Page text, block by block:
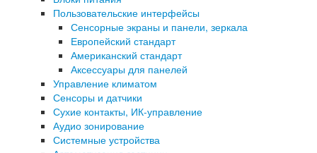
Пользовательские интерфейсы
Сенсорные экраны и панели, зеркала
Европейский стандарт
Американский стандарт
Аксессуары для панелей
Управление климатом
Сенсоры и датчики
Сухие контакты, ИК-управление
Аудио зонирование
Системные устройства